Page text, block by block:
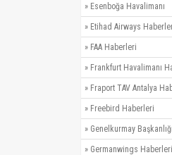
» Esenboğa Havalimanı
» Etihad Airways
» FAA Haberleri
» Frankfurt Havalimanı
» Fraport TAV Antalya
» Freebird Haberleri
» Genelkurmay
» Germanwings Haberleri